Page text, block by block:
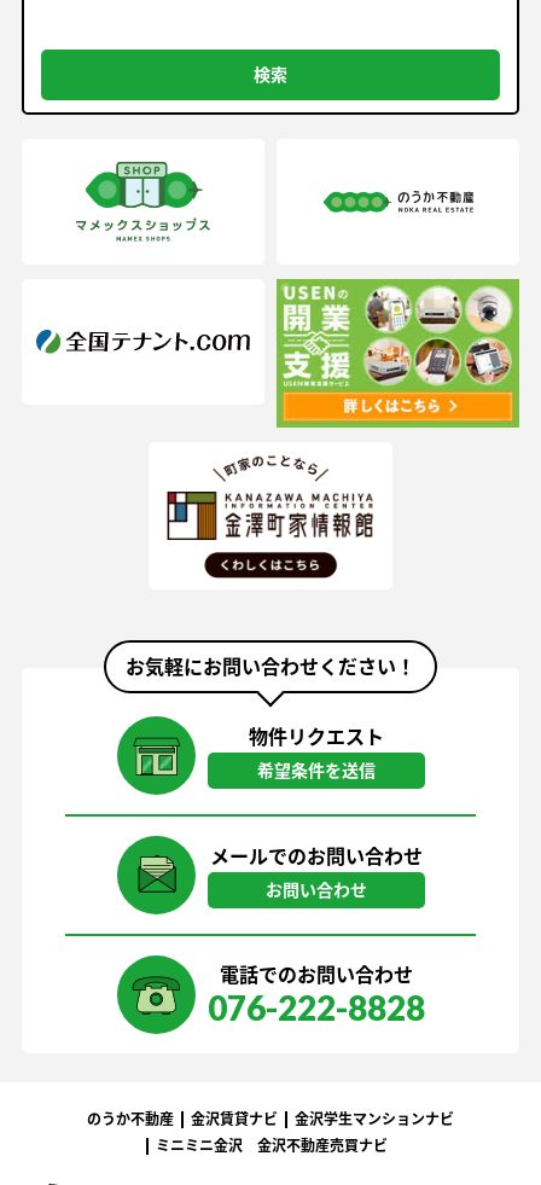
お気軽にお問い合わせください！
物件リクエスト
希望条件を送信
メールでのお問い合わせ
お問い合わせ
電話でのお問い合わせ
076-222-8828
のうか不動産 金沢賃貸ナビ
金沢学生マンションナビ
ミニミニ金沢
金沢不動産売買ナビ